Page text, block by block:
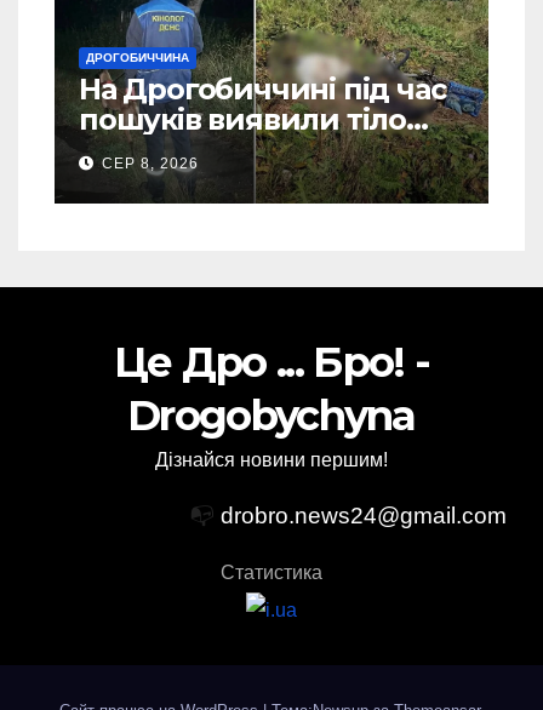
ДРОГОБИЧЧИНА
На Дрогобиччині під час
пошуків виявили тіло
зниклого чоловіка (Фото)
СЕР 8, 2026
Це Дро ... Бро! -
Drogobychyna
Дізнайся новини першим!
📭 drobro.news24@gmail.com
Статистика